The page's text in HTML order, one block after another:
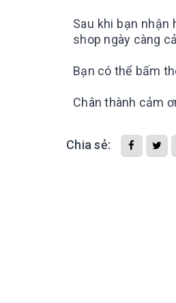
Sau khi bạn nhận
shop ngày càng
Bạn có thể bấm
Chân thành cảm
Chia sẻ: